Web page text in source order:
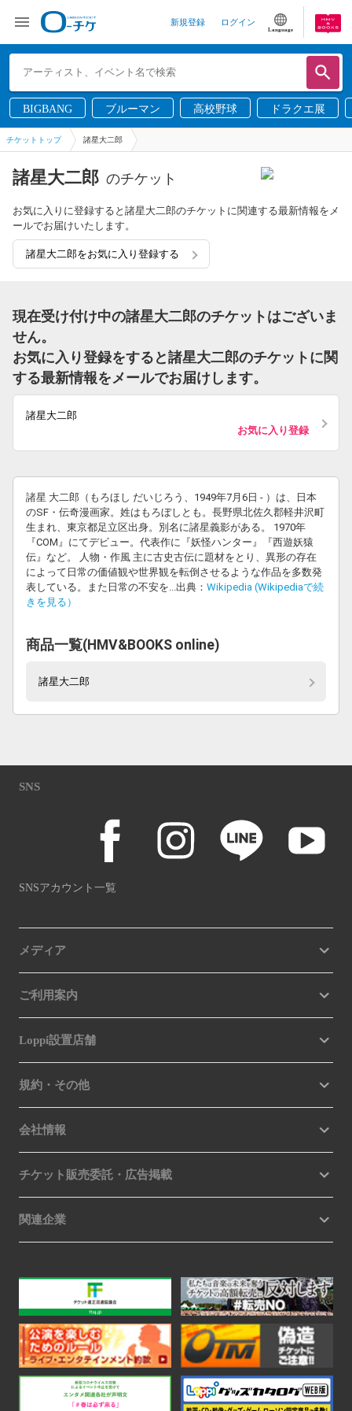
新規登録 ログイン
Language
BIGBANG ブルーマン 高校野球 ドラクエ展
チケットトップ 諸星大二郎
諸星大二郎 のチケット
お気に入りに登録すると諸星大二郎のチケットに関連する最新情報をメ
ールでお届けいたします。
諸星大二郎をお気に入り登録する
現在受け付け中の諸星大二郎のチケットはございま
せん。
お気に入り登録をすると諸星大二郎のチケットに関
する最新情報をメールでお届けします。
諸星大二郎
お気に入り登録
諸星 大二郎（もろほし だいじろう、1949年7月6日 - ）は、日本
のSF・伝奇漫画家。姓はもろぼしとも。長野県北佐久郡軽井沢町
生まれ、東京都足立区出身。別名に諸星義影がある。 1970年
『COM』にてデビュー。代表作に『妖怪ハンター』『西遊妖猿
伝』など。 人物・作風 主に古史古伝に題材をとり、異形の存在
によって日常の価値観や世界観を転倒させるような作品を多数発
表している。また日常の不安を...出典： Wikipedia (Wikipediaで続
きを見る）
商品一覧(HMV&BOOKS online)
諸星大二郎
SNS
SNSアカウント一覧
メディア
ご利用案内
Loppi設置店舗
規約・その他
会社情報
チケット販売委託・広告掲載
関連企業